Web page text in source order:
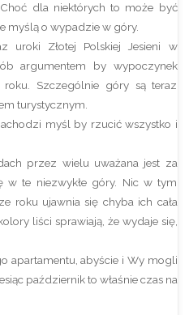
dla niektórych to może być
myślą o wypadzie w góry.
uroki Złotej Polskiej Jesieni w
argumentem by wypoczynek
Szczególnie góry są teraz
turystycznym.
myśl by rzucić wszystko i
przez wielu uważana jest za
w te niezwykłe góry. Nic w tym
roku ujawnia się chyba ich cała
liści sprawiają, że wydaje się,
apartamentu, abyście i Wy mogli
październik to właśnie czas na